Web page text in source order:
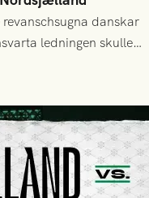
danskar
ledningen skulle
På lika mark visade
tog slut.